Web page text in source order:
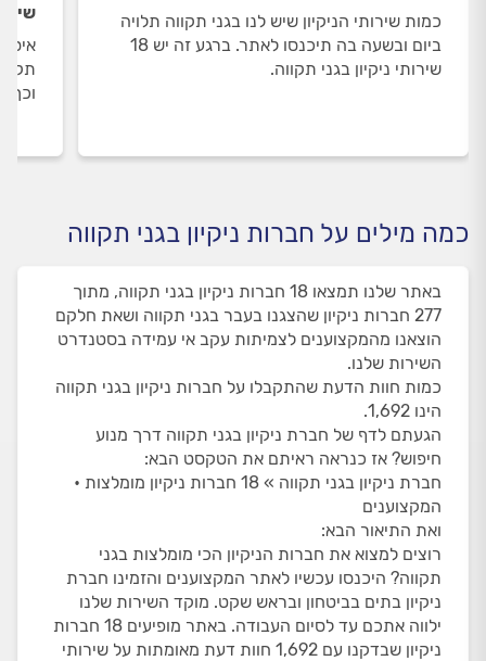
כמות שירותי הניקיון שיש לנו בגני תקווה תלויה
ביום ובשעה בה תיכנסו לאתר. ברגע זה יש 18
שירותי ניקיון בגני תקווה.
וכך
כמה מילים על חברות ניקיון בגני תקווה
באתר שלנו תמצאו 18 חברות ניקיון בגני תקווה, מתוך
277 חברות ניקיון שהצגנו בעבר בגני תקווה ושאת חלקם
הוצאנו מהמקצוענים לצמיתות עקב אי עמידה בסטנדרט
השירות שלנו.
כמות חוות הדעת שהתקבלו על חברות ניקיון בגני תקווה
הינו 1,692.
הגעתם לדף של חברת ניקיון בגני תקווה דרך מנוע
חיפוש? אז כנראה ראיתם את הטקסט הבא:
חברת ניקיון בגני תקווה » 18 חברות ניקיון מומלצות •
המקצוענים
ואת התיאור הבא:
רוצים למצוא את חברות הניקיון הכי מומלצות בגני
תקווה? היכנסו עכשיו לאתר המקצוענים והזמינו חברת
ניקיון בתים בביטחון ובראש שקט. מוקד השירות שלנו
ילווה אתכם עד לסיום העבודה. באתר מופיעים 18 חברות
ניקיון שבדקנו עם 1,692 חוות דעת מאומתות על שירותי